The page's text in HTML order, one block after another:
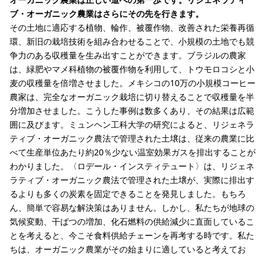
ブ・オーガニック農業はさらにその先を行きます。
その土地に適応する植物、輪作、被覆作物、改善された栄養再循
環、新旧の栽培技術を組み合わせることで、小規模の土地でも競
争力のある収穫量を生み出すことができます。ブラジルの農家
は、緑肥やマメ科植物の被覆作物を利用して、トウモロコシと小
麦の収穫量を倍増させました。メキシコの10万の小規模コーヒー
農家は、完全なオーガニック栽培に切り替えることで収穫量を半
分増加させました。こうした事例は数多くあり、その結果は広範
囲に及びます。ミュンヘン工科大学の研究によると、リジェネラ
ティブ・オーガニック農法で管理された土壌は、従来の農業に比
べて生産単位あたり約20％少ない温室効果ガスを排出することが
わかりました。〈ロデール・インスティテュート〉は、リジェネ
ラティブ・オーガニック農法で管理された土壌が、実際に排出す
るよりも多くの炭素を固定できることを発見しました。もちろ
ん、簡単で容易な解決策はありません。しかし、私たちが地球の
気候変動、干ばつの増加、化石燃料の供給減少に直面しているこ
とを考えると、今こそ食料供給チェーンを再考する時です。私た
ちは、オーガニック農業がその始まりに適していると考えてお